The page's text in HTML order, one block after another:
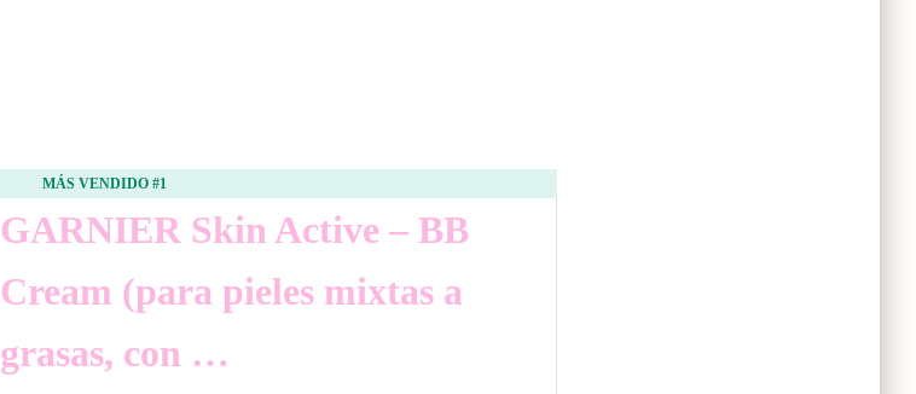
MÁS VENDIDO #1
GARNIER Skin Active – BB
Cream (para pieles mixtas a
grasas, con …